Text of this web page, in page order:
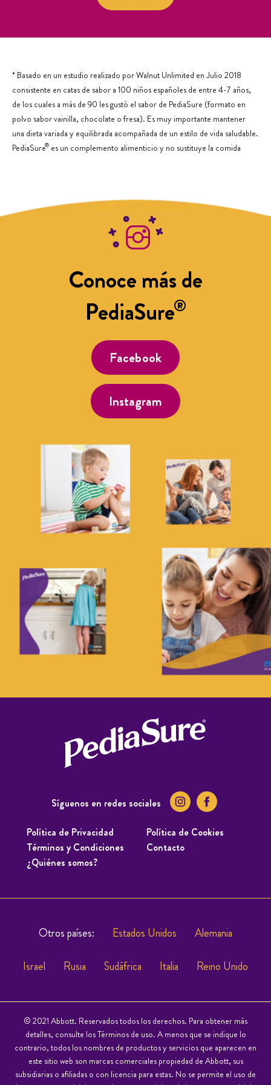
Teléfono: 915218114
BILBAO
Gran Via 7 y 9, -48001,
INCLUIDA EN DIRECCIÓN TIENDA, España
Teléfono:
* Basado en un estudio realizado por Walnut Unlimited en Julio 2018
consistente en catas de sabor a 100 niños españoles de entre 4-7 años,
de los cuales a más de 90 les gustó el sabor de PediaSure (formato en
polvo sabor vainilla, chocolate o fresa). Es muy importante mantener
una dieta variada y equilibrada acompañada de un estilo de vida saludable.
PediaSure® es un complemento alimenticio y no sustituye la comida
Conoce más de
PediaSure®
Facebook
Instagram
Política de Privacidad
Política de Cookies
Términos y Condiciones
Contacto
¿Quiénes somos?
Síguenos en redes sociales
Otros países: Estados Unidos Alemania
Israel Rusia Sudáfrica Italia Reino Unido
© 2021 Abbott. Reservados todos los derechos. Para obtener más
detalles, consulte los Términos de uso. A menos que se indique lo
contrario, todos los nombres de productos y servicios que aparecen en
este sitio web son marcas comerciales propiedad de Abbott, sus
subsidiarias o afiliadas o con licencia para estas. No se permite el uso de